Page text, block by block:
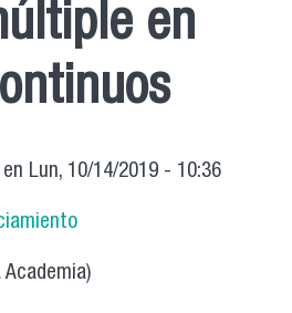
en
en Lun, 10/14/2019 - 10:36